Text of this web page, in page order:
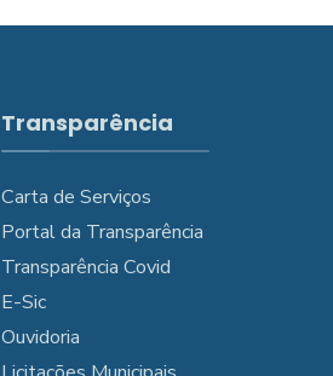
Transparência
Carta de Serviços
Portal da Transparência
Transparência Covid
E-Sic
Ouvidoria